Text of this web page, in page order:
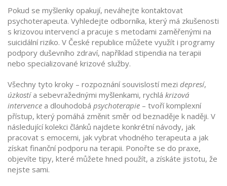
Pokud se myšlenky opakují, neváhejte kontaktovat
psychoterapeuta. Vyhledejte odborníka, který má zkušenosti
s krizovou intervencí a pracuje s metodami zaměřenými na
suicidální riziko. V České republice můžete využít i programy
podpory duševního zdraví, například stipendia na terapii
nebo specializované krizové služby.
Všechny tyto kroky – rozpoznání souvislostí mezi depresí,
úzkostía sebevražednými myšlenkami, rychlá krizová
intervence a dlouhodobá psychoterapie – tvoří komplexní
přístup, který pomáhá změnit směr od beznaděje k naději. V
následující kolekci článků najdete konkrétní návody, jak
pracovat s emocemi, jak vybrat vhodného terapeuta a jak
získat finanční podporu na terapii. Ponořte se do praxe,
objevíte tipy, které můžete hned použít, a získáte jistotu, že
nejste sami.